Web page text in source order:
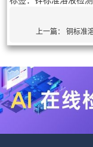
上一篇：铜标准